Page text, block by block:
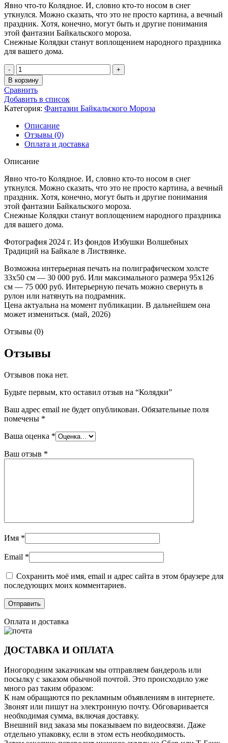
Явно что-то Колядное. И, словно кто-то носом в снег
уткнулся. Можно сказать, что это не просто картина, а вечный
праздник. Хотя, конечно, могут быть и другие понимания
этой фантазии Байкальского мороза.
Снежные Колядки станут воплощением народного праздника
для вашего дома.
Количество
товара
Колядки
В корзину
Сравнить
Добавить в список
Категория: Фантазии Байкальского Мороза
Описание
Отзывы (0)
Оплата и доставка
Описание
Явно что-то Колядное. И, словно кто-то носом в снег
уткнулся. Можно сказать, что это не просто картина, а вечный
праздник. Хотя, конечно, могут быть и другие понимания
этой фантазии Байкальского мороза.
Снежные Колядки станут воплощением народного праздника
для вашего дома.
Фотография 2024 г. Из фондов Избушки Волшебных
Традиций на Байкале в Листвянке.
Возможна интерьерная печать на полиграфическом холсте
33х50 см — 30 000 руб. Или максимального размера 95х126
см — 75 000 руб. Интерьерную печать можно свернуть в
рулон или натянуть на подрамник.
Цена актуальна на момент публикации. В дальнейшем она
может измениться. (май, 2026)
Отзывы (0)
Отзывы
Отзывов пока нет.
Будьте первым, кто оставил отзыв на “Колядки”
Ваш адрес email не будет опубликован. Обязательные поля
помечены *
Ваша оценка *
Ваш отзыв *
Имя *
Email *
Сохранить моё имя, email и адрес сайта в этом браузере для
последующих моих комментариев.
Оплата и доставка
ДОСТАВКА И ОПЛАТА
Иногородним заказчикам мы отправляем бандероль или
посылку с заказом обычной почтой. Это происходило уже
много раз таким образом:
К нам обращаются по рекламным объявлениям в интернете.
Звонят или пишут на электронную почту. Обговаривается
необходимая сумма, включая доставку.
Внешний вид заказа мы показываем по видеосвязи. Даже
отдельно упаковку, если в этом есть необходимость.